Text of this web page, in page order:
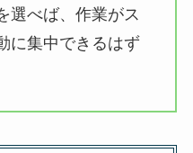
選べば、作業がス
に集中できるはず